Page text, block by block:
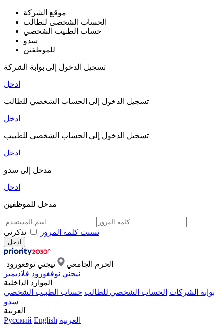
موقع الشركة
الحساب الشخصي للطالب
حساب الطبيب الشخصي
سدو
للموظفين
تسجيل الدخول إلى بوابة الشركة
ادخل
تسجيل الدخول إلى الحساب الشخصي للطالب
ادخل
تسجيل الدخول إلى الحساب الشخصي للطبيب
ادخل
مدخل إلى سدو
ادخل
مدخل للموظفين
نسيت كلمة المرور تذكرني
الحرم الجامعي
نيجني نوفغورود
نيجني نوفغورود فلاديمير
الموارد الداخلية
بوابة الشركات الحساب الشخصي للطالب حساب الطبيب الشخصي
سدو
العربية
Русский English العربية